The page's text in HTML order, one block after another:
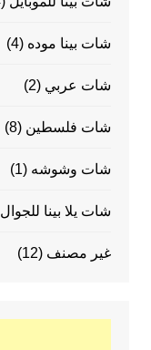
شات بينا موده (4)
شات عربي (2)
شات فلسطين (8)
شات وشوشه (1)
شات يلا بينا للجوال
غير مصنف (12)